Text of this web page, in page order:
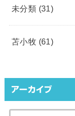
未分類 (31)
苫小牧 (61)
アーカイブ